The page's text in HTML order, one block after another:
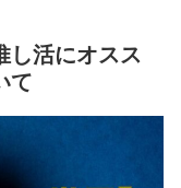
し活にオスス
て